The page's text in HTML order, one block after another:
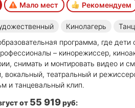
Мало мест Рекомендуем
Кинолагерь
программа, где
– кинорежиссер,
снимать и монтировать видео и
вокальный, театральный и
и танцевальный клип.
от 55 919руб: